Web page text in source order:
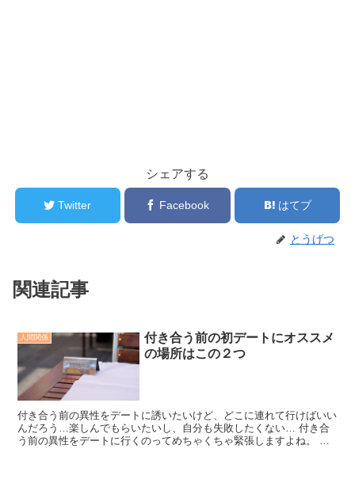
シェアする
Twitter Facebook はてブ
とうげつ
関連記事
人間関係
付き合う前の初デートにオススメ
の場所はこの２つ
付き合う前の異性をデートに誘いたいけど、どこに連れて行けばいい
んだろう…楽しんでもらいたいし、自分も失敗したくない… 付き合
う前の異性をデートに行くのってめちゃくちゃ緊張しますよね。 な